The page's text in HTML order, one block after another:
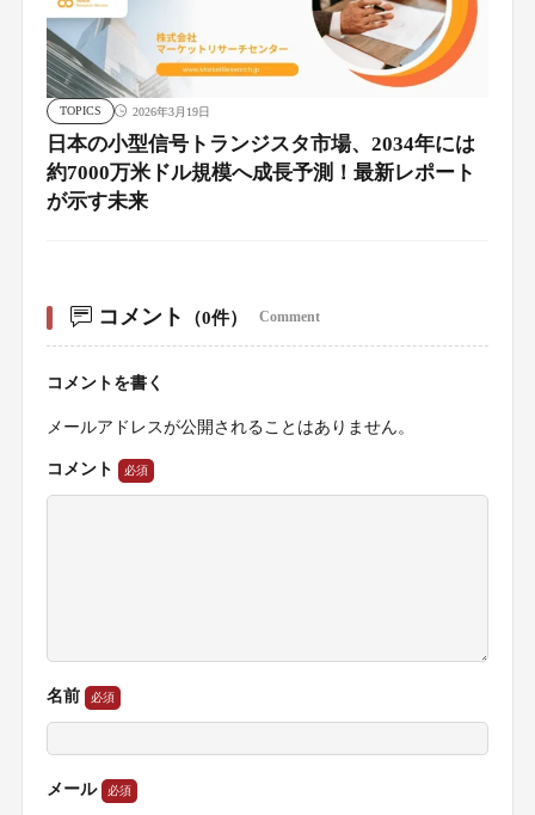
TOPICS 2026年3月19日
日本の小型信号トランジスタ市場、2034年には
約7000万米ドル規模へ成長予測！最新レポート
が示す未来
コメント （0件） Comment
コメントを書く
メールアドレスが公開されることはありません。
コメント
名前
メール